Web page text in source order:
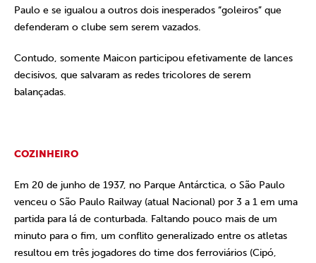
Paulo e se igualou a outros dois inesperados “goleiros” que
defenderam o clube sem serem vazados.
Contudo, somente Maicon participou efetivamente de lances
decisivos, que salvaram as redes tricolores de serem
balançadas.
COZINHEIRO
Em 20 de junho de 1937, no Parque Antárctica, o São Paulo
venceu o São Paulo Railway (atual Nacional) por 3 a 1 em uma
partida para lá de conturbada. Faltando pouco mais de um
minuto para o fim, um conflito generalizado entre os atletas
resultou em três jogadores do time dos ferroviários (Cipó,